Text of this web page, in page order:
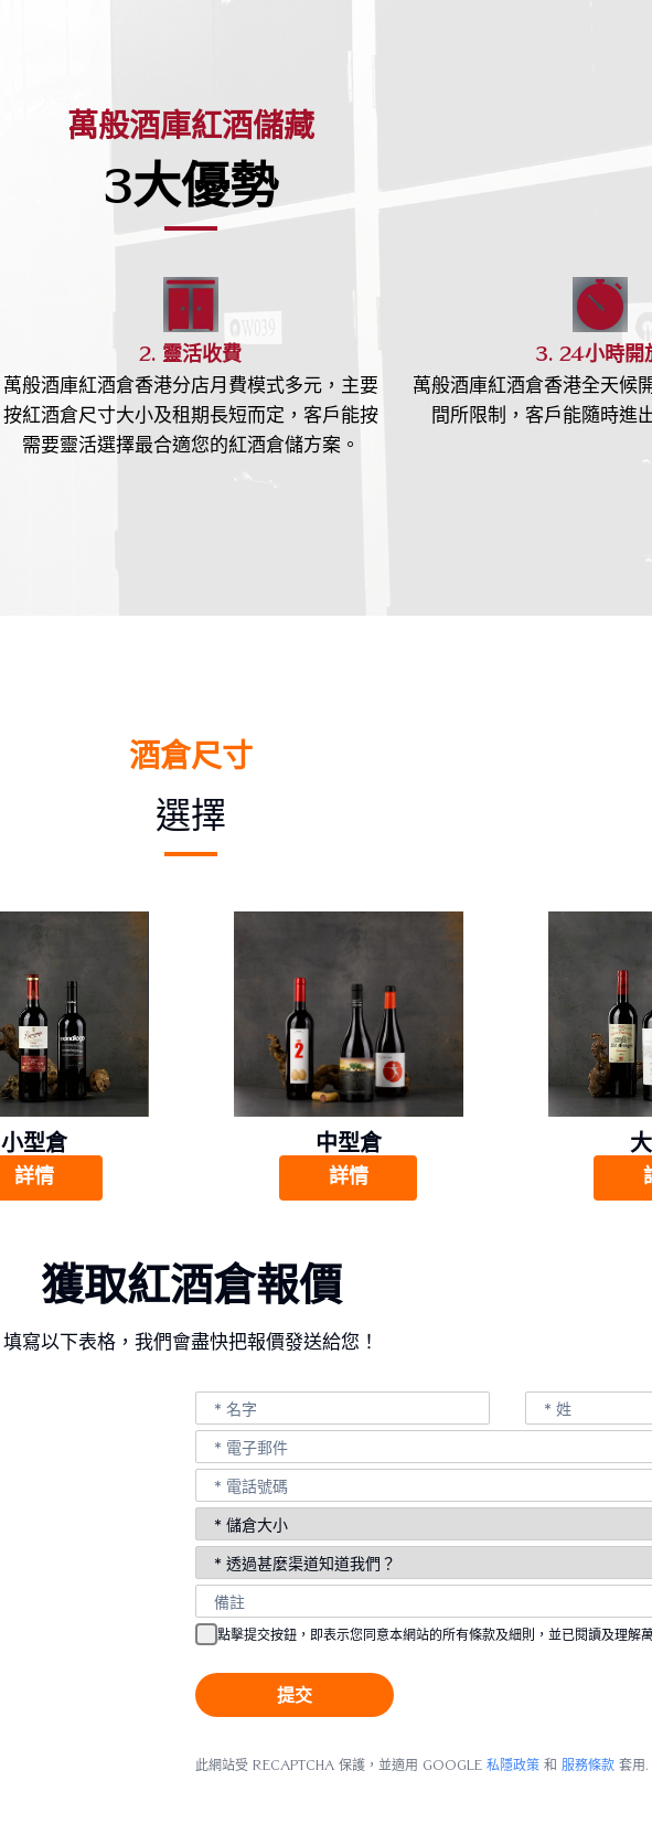
萬般酒庫紅酒儲藏
3大優勢
2. 靈活收費
萬般酒庫紅酒倉香港分店月費模式多元，主要
按紅酒倉尺寸大小及租期長短而定，客戶能按
需要靈活選擇最合適您的紅酒倉儲方案。
3. 24小時開
萬般酒庫紅酒倉香港全天候
間所限制，客戶能隨時進
酒倉尺寸
選擇
小型倉
詳情
中型倉
詳情
獲取紅酒倉報價
填寫以下表格，我們會盡快把報價發送給您！
點擊提交按鈕，即表示您同意本網站的所有條款及細則，並已閱讀及理解
提交
此網站受 reCAPTCHA 保護，並適用 Google 私隱政策 和 服務條款 套用 .